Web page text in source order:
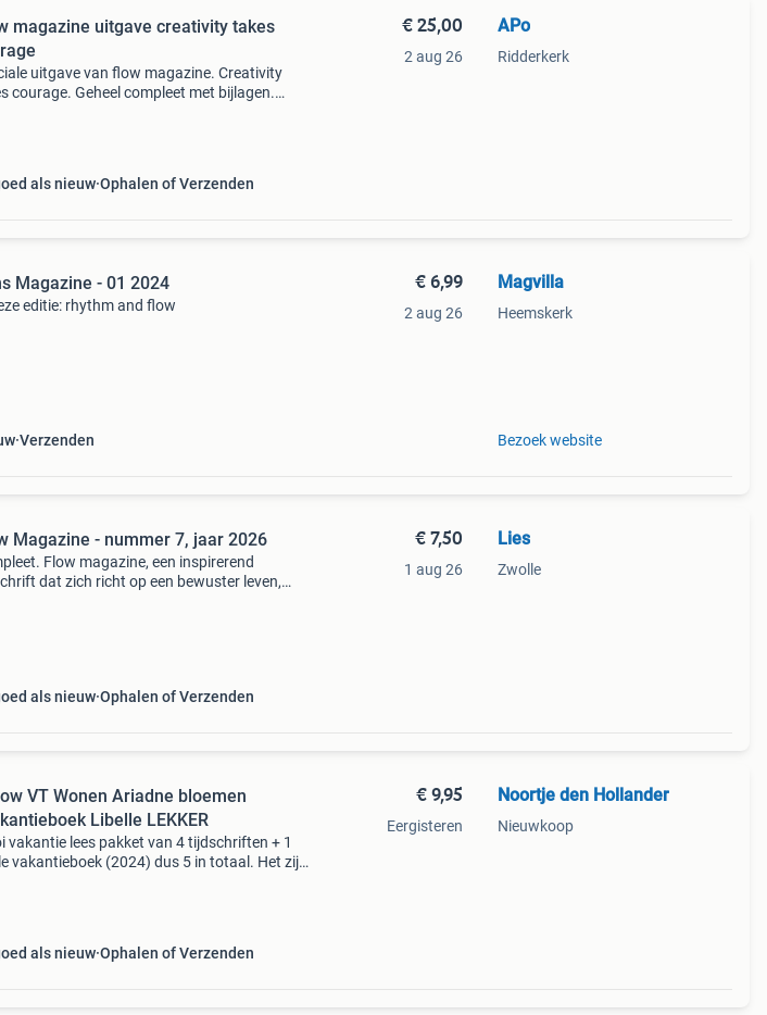
magazine uitgave creativity takes
uitgave van flow magazine. Creativity
courage. Geheel compleet met bijlagen.
als nieuw Ophalen of Verzenden
€ 25,00
2 aug 26
APo
Ridderkerk
Magazine - 01 2024
editie: rhythm and flow
Verzenden
€ 6,99
2 aug 26
Magvilla
Heemskerk
Bezoek website
Magazine - nummer 7, jaar 2026
Flow magazine, een inspirerend
dat zich richt op een bewuster leven,
als nieuw Ophalen of Verzenden
€ 7,50
1 aug 26
Lies
Zwolle
VT Wonen Ariadne bloemen
Libelle LEKKER
vakantie lees pakket van 4 tijdschriften + 1
vakantieboek (2024) dus 5 in totaal. Het zijn:
als nieuw Ophalen of Verzenden
€ 9,95
Eergisteren
Noortje den Hollander
Nieuwkoop